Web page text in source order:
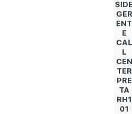
GER
ENT
E
CAL
L
CEN
TER
PRE
TA
RH1
01